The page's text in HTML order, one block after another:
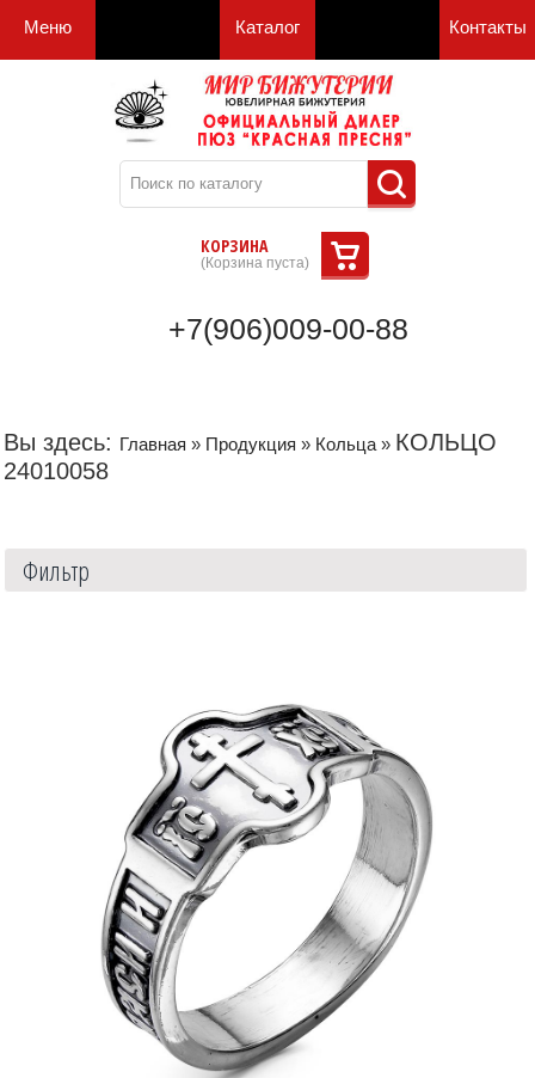
Меню Каталог Контакты
КОРЗИНА
(Корзина пуста)
+7(906)009-00-88
Вы здесь: Главная » Продукция » Кольца » КОЛЬЦО
24010058
Фильтр